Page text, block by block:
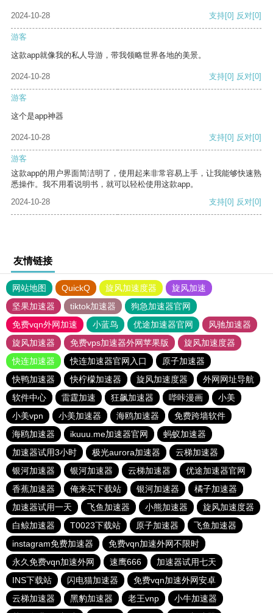
2024-10-28 支持[0] 反对[0]
游客
这款app就像我的私人导游，带我领略世界各地的美景。
2024-10-28 支持[0] 反对[0]
游客
这个是app神器
2024-10-28 支持[0] 反对[0]
游客
这款app的用户界面简洁明了，使用起来非常容易上手，让我能够快速熟
悉操作。我不用看说明书，就可以轻松使用这款app。
2024-10-28
支持[0] 反对[0]
友情链接
网站地图 QuickQ 旋风加速度器
旋风加速
坚果加速器
tiktok加速器
狗急加速器官网
免费vqn外网加速
小蓝鸟 优途加速器官网
风驰加速器
旋风加速器
免费vps加速器外网苹果版
旋风加速度器
快连加速器
快连加速器官网入口
原子加速器
快鸭加速器
快柠檬加速器 旋风加速度器
外网网址导航
软件中心
雷霆加速 狂飙加速器 哔咔漫画
小美
小美vpn
小美加速器 海鸥加速器
免费跨墙软件
海鸥加速器
ikuuu.me加速器官网
蚂蚁加速器
加速器试用3小时
极光aurora加速器
云梯加速器
银河加速器
银河加速器 云梯加速器
优途加速器官网
香蕉加速器
俺来买下载站 银河加速器
橘子加速器
加速器试用一天
飞鱼加速器 小熊加速器
旋风加速度器
白鲸加速器
T0023下载站 原子加速器
飞鱼加速器
instagram免费加速器
免费vqn加速外网不限时
永久免费vqn加速外网
速鹰666
加速器试用七天
INS下载站
闪电猫加速器
免费vqn加速外网安卓
云梯加速器
黑豹加速器 老王vnp
小牛加速器